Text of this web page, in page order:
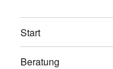
Start
Beratung